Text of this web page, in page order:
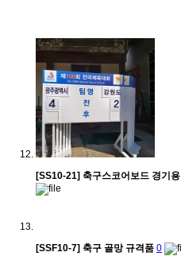
[SS10-21] 축구스코어보드 경기용
[SSF10-7] 축구 골망 규격품 0